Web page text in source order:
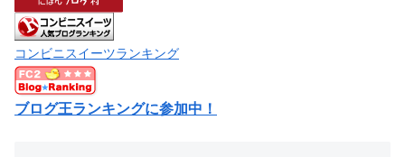
コンビニスイーツランキング
ブログ王ランキングに参加中！